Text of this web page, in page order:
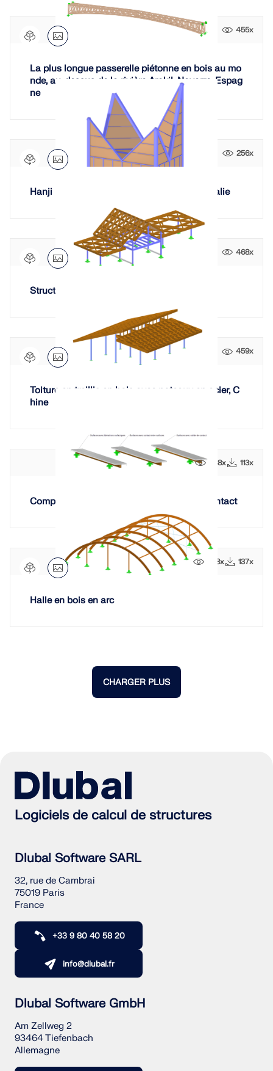
455x
La plus longue passerelle piétonne en bois au mo
nde, au-dessus de la rivière Arakil, Navarre, Espag
ne
256x
Hanji House – 59ème Biennale de Venise, Italie
468x
Structure de toiture en treillis en bois, Chine
459x
Toiture en treillis en bois avec poteaux en acier, C
hine
388x 113x
Composite bois-béton avec variantes de contact
738x 137x
Halle en bois en arc
CHARGER PLUS
Logiciels de calcul de structures
Dlubal Software SARL
32, rue de Cambrai
75019 Paris
France
+33 9 80 40 58 20
info@dlubal.fr
Dlubal Software GmbH
Am Zellweg 2
93464 Tiefenbach
Allemagne